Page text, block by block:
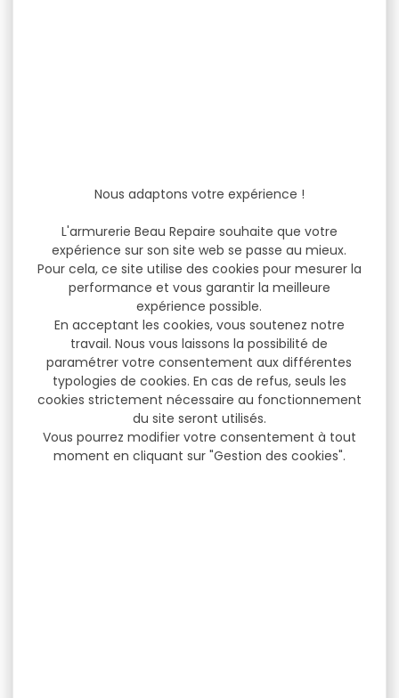
Nous adaptons votre expérience !
L'armurerie Beau Repaire souhaite que votre
expérience sur son site web se passe au mieux.
Pour cela, ce site utilise des cookies pour mesurer la
performance et vous garantir la meilleure
expérience possible.
En acceptant les cookies, vous soutenez notre
travail. Nous vous laissons la possibilité de
paramétrer votre consentement aux différentes
typologies de cookies. En cas de refus, seuls les
cookies strictement nécessaire au fonctionnement
du site seront utilisés.
Vous pourrez modifier votre consentement à tout
moment en cliquant sur "Gestion des cookies".